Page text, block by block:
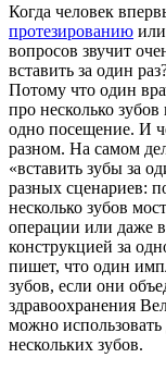
Когда человек
протезированию или
вопросов звучит
вставить за один
Потому что один
про несколько
одно посещение. И
разном. На самом
«вставить зубы за
разных сценариев:
несколько зубов
операции или даже
конструкцией за
пишет, что один
зубов, если они
здравоохранения
можно использовать
нескольких зубов.